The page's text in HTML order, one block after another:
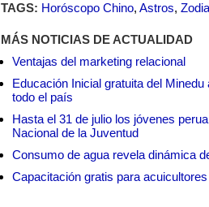
TAGS: Horóscopo Chino, Astros,
MÁS NOTICIAS DE ACTUALIDAD
Ventajas del marketing relacional
Educación Inicial gratuita del
todo el país
Hasta el 31 de julio los jóvenes
Nacional de la Juventud
Consumo de agua revela dinámica
Capacitación gratis para